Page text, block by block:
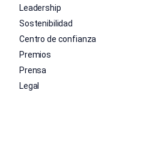
Leadership
Sostenibilidad
Centro de confianza
Premios
Prensa
Legal